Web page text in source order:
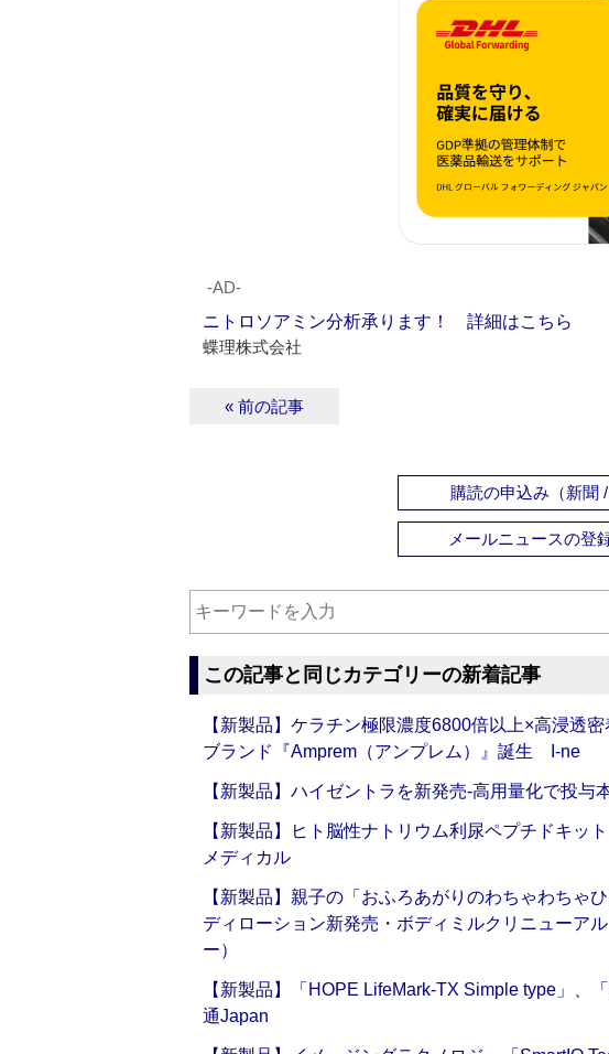
‐AD‐
ニトロソアミン分析承ります！ 詳細はこちら
蝶理株式会社
« 前の記事
購読の申込み（新聞 /
メールニュースの登
この記事と同じカテゴリーの新着記事
【新製品】ケラチン極限濃度6800倍以上×高浸透
ブランド『Amprem（アンプレム）』誕生 I-ne
【新製品】ハイゼントラを新発売‐高用量化で投
【新製品】ヒト脳性ナトリウム利尿ペプチドキ
メディカル
【新製品】親子の「おふろあがりのわちゃわちゃ
ディローション新発売・ボディミルクリニューア
ー）
【新製品】「HOPE LifeMark-TX Simple type」
通Japan